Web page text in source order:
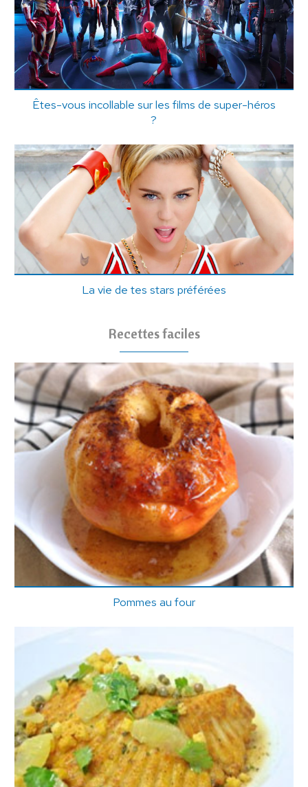
Êtes-vous incollable sur les films de super-héros
?
La vie de tes stars préférées
Recettes faciles
Pommes au four